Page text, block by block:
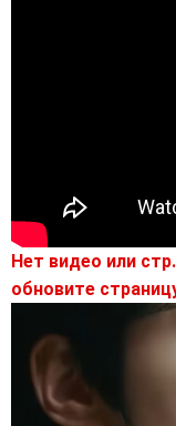
Нет видео или
обновите